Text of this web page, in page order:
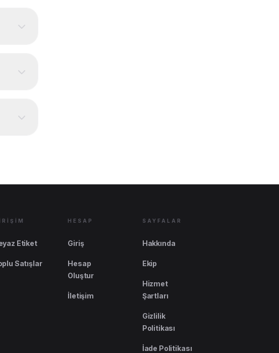
Etiket
Satışlar
HESAP
Giriş
Hesap
Oluştur
İletişim
SAYFALAR
Hakkında
Ekip
Hizmet
Şartları
Gizlilik
Politikası
İade Politikası